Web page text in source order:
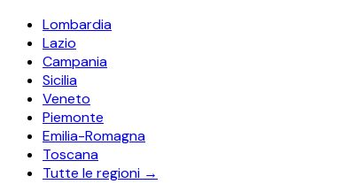
Lombardia
Lazio
Campania
Sicilia
Veneto
Piemonte
Emilia-Romagna
Toscana
Tutte le regioni →